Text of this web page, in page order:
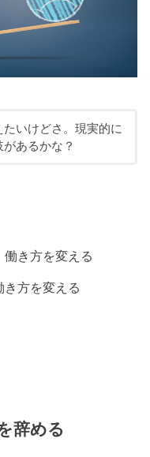
いけどさ。現実的に
あるかな？
働き方を変える
き方を変える
辞める